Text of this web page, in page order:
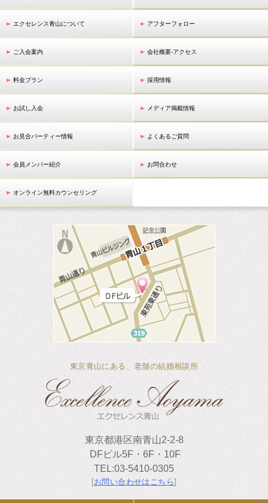
エクセレンス青山について
ご入会案内
料金プラン
お試し入会
お見合パーティー情報
会員メンバー紹介
オンライン無料カウンセリング
アフターフォロー
会社概要-アクセス
採用情報
メディア掲載情報
よくあるご質問
お問合わせ
東京青山にある、老舗の結婚相談所
東京都港区南青山2-2-8
DFビル5F・6F・10F
TEL:03-5410-0305
[お問い合わせはこちら]